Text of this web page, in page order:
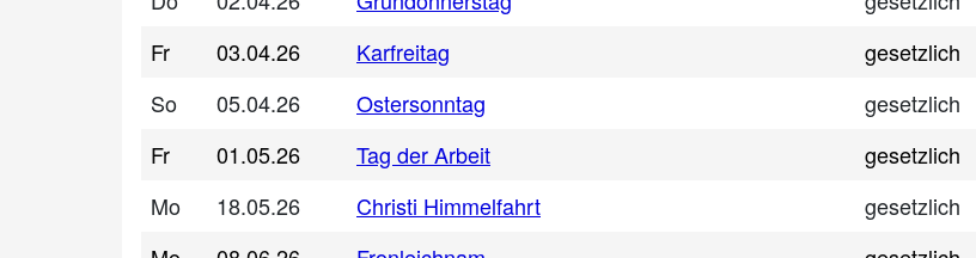
Fr
03.04.26 Karfreitag
gesetzlich
So
05.04.26 Ostersonntag
gesetzlich
Fr
01.05.26 Tag der Arbeit
gesetzlich
Mo
18.05.26 Christi Himmelfahrt
gesetzlich